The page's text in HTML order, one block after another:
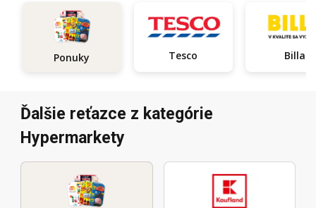
Ponuky Tesco Billa
Ďalšie reťazce z kategórie
Hypermarkety